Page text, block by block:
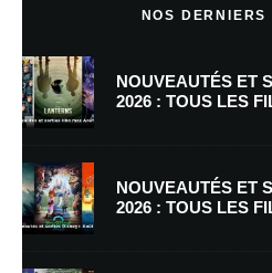
NOS
NOUVEAUTÉS ET
2026 : TOUS LES
NOUVEAUTÉS ET
2026 : TOUS LES